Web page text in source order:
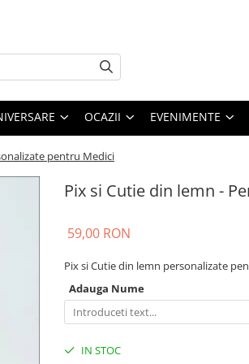
OCAZII EVENIMENTE
pentru Medici
Pix si Cutie din lemn -
59,00 RON
Pix si Cutie din lemn personalizate
Adauga Nume
IN STOC